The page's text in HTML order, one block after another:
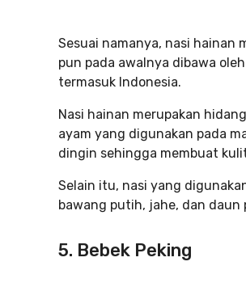
Sesuai namanya, nasi hainan
pun pada awalnya dibawa
termasuk Indonesia.
Nasi hainan merupakan
ayam yang digunakan pada
dingin sehingga membuat
Selain itu, nasi yang
bawang putih, jahe, dan daun
5. Bebek Peking